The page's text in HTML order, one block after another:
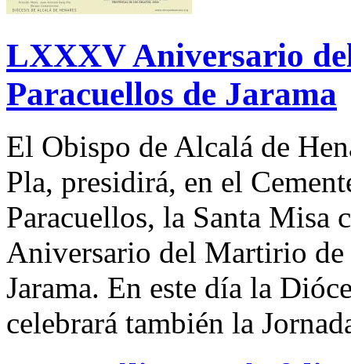
LXXXV Aniversario
Paracuellos de Jarama
El Obispo de Alcalá de
Pla, presidirá, en el
Paracuellos, la Santa
Aniversario del Martirio de
Jarama. En este día la
celebrará también la